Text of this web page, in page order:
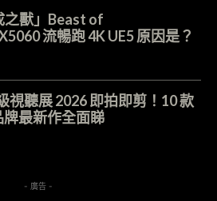
之獸」Beast of
流暢跑 4K UE5 原因是？
視聽展 2026 即拍即剪！10 款
牌最新作全面睇
- 廣告 -